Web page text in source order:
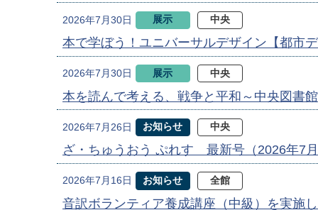
2026年7月30日 展示 中央
本で学ぼう！ユニバーサルデザイン【都市
2026年7月30日 展示 中央
本を読んで考える、戦争と平和～中央図書
2026年7月26日 お知らせ 中央
ざ・ちゅうおう ぷれす 最新号（2026年7
2026年7月16日 お知らせ 全館
音訳ボランティア養成講座（中級）を実施